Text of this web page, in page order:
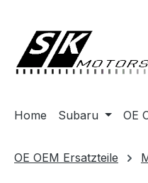
Home Subaru OE
OE OEM Ersatzteile